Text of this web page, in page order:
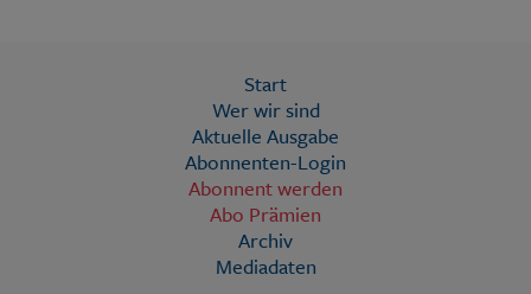
Start
Wer wir sind
Aktuelle Ausgabe
Abonnenten-Login
Abonnent werden
Abo Prämien
Archiv
Mediadaten